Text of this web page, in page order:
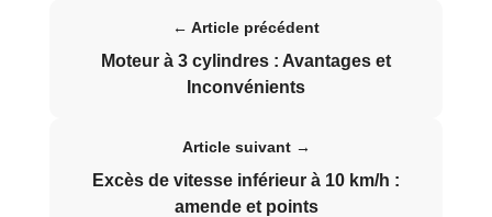
← Article précédent
Moteur à 3 cylindres : Avantages et
Inconvénients
Article suivant →
Excès de vitesse inférieur à 10 km/h :
amende et points